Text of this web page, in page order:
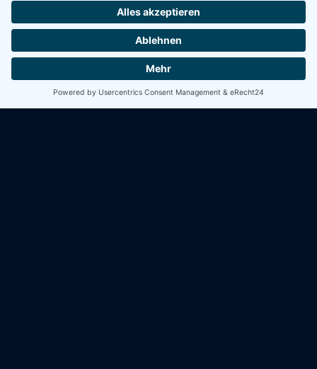
Vitamin D
Vitamin A
In den Rezepten stöbern